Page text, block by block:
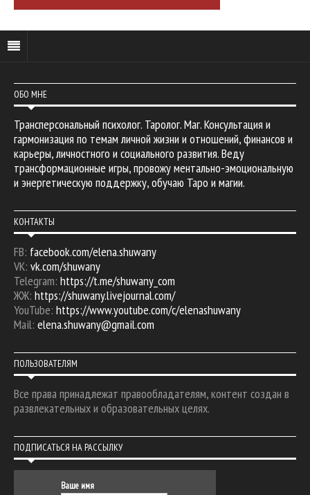
ОБО МНЕ
Трансперсональный психолог. Таролог. Маг. Консультация и
гармонизация по темам личной жизни и отношений, финансов и
карьеры, личностного и социального развития. Веду
трансформационные игры, провожу ментально-эмоциональную
и энергетическую поддержку, обучаю Таро и магии.
КОНТАКТЫ
FB: facebook.com/elena.shuwany
VK: vk.com/shuwany
Telegram: https://t.me/shuwany_com
ЖЖ: https://shuwany.livejournal.com/
YouTube: https://www.youtube.com/c/elenashuwany
Mail: elena.shuwany@gmail.com
ПОЛЬЗОВАТЕЛЯМ
Все права принадлежат правообладателям, контент создан в
развлекательных и образовательных целях.
ПОДПИСАТЬСЯ НА РАССЫЛКУ
Ваше имя